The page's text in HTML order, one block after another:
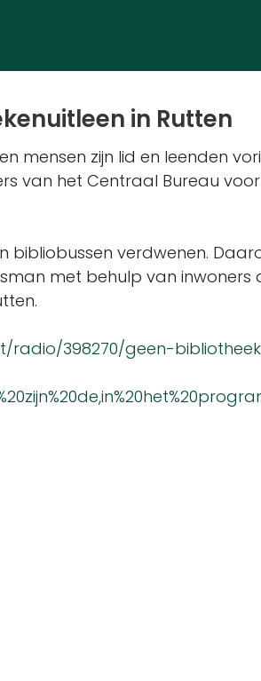
in Rutten
mensen zijn lid en leenden
van het Centraal Bureau
bibliobussen verdwenen.
met behulp van inwoners
radio/398270/geen-